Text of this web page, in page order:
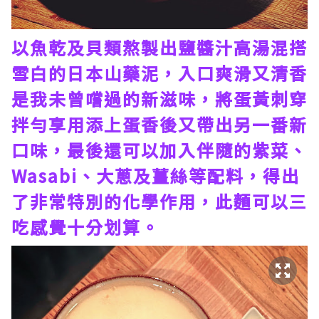
以魚乾及貝類熬製出鹽醬汁高湯混搭
雪白的日本山藥泥，入口爽滑又清香
是我未曾嚐過的新滋味，將蛋黃刺穿
拌勻享用添上蛋香後又帶出另一番新
口味，最後還可以加入伴隨的紫菜、
Wasabi、大蔥及薑絲等配料，得出
了非常特別的化學作用，此麵可以三
吃感覺十分划算。